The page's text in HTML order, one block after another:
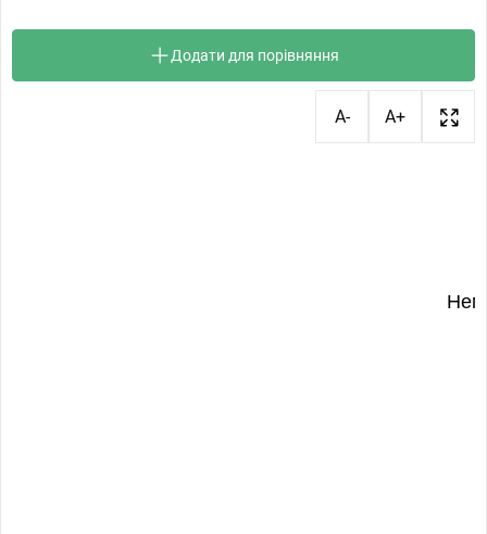
Додати для порівняння
A- A+